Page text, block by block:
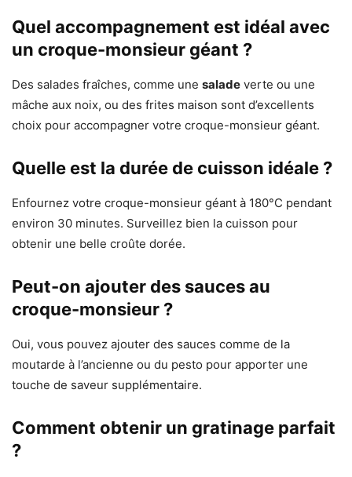
Quel accompagnement est idéal avec
un croque-monsieur géant ?
Des salades fraîches, comme une salade verte ou une
mâche aux noix, ou des frites maison sont d’excellents
choix pour accompagner votre croque-monsieur géant.
Quelle est la durée de cuisson idéale ?
Enfournez votre croque-monsieur géant à 180°C pendant
environ 30 minutes. Surveillez bien la cuisson pour
obtenir une belle croûte dorée.
Peut-on ajouter des sauces au
croque-monsieur ?
Oui, vous pouvez ajouter des sauces comme de la
moutarde à l’ancienne ou du pesto pour apporter une
touche de saveur supplémentaire.
Comment obtenir un gratinage parfait
?